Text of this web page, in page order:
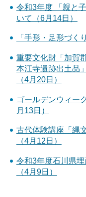
令和3年度 「親と
いて（6月14日）
「手形・足形づく
重要文化財「加賀
本江寺遺跡出土品
（4月20日）
ゴールデンウィー
月13日）
古代体験講座「縄
（4月12日）
令和3年度石川県
（4月9日）